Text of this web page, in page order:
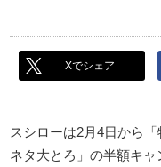
Xでシェア
スシローは2月4日から「
ネタ大とろ」の半額キャ